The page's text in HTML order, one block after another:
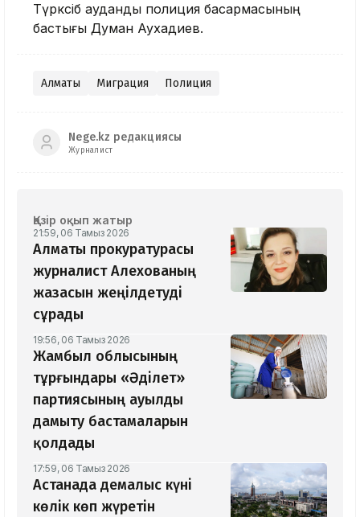
Түрксіб аудандық полиция басқармасының
бастығы Думан Аухадиев.
Алматы Миграция Полиция
Nege.kz редакциясы
Журналист
Қазір оқып жатыр
21:59, 06 Тамыз 2026
Алматы прокуратурасы
журналист Алехованың
жазасын жеңілдетуді
сұрады
19:56, 06 Тамыз 2026
Жамбыл облысының
тұрғындары «Әділет»
партиясының ауылды
дамыту бастамаларын
қолдады
17:59, 06 Тамыз 2026
Астанада демалыс күні
көлік көп жүретін